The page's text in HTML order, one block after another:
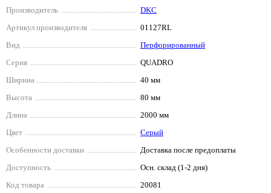
Производитель
DKC
Артикул производителя
01127RL
Вид
Перфорированный
Серия
QUADRO
Ширина
40 мм
Высота
80 мм
Длина
2000 мм
Цвет
Серый
Особенности доставки
Доставка после предоплаты
Доступность
Осн. склад (1-2 дня)
Код товара
20081